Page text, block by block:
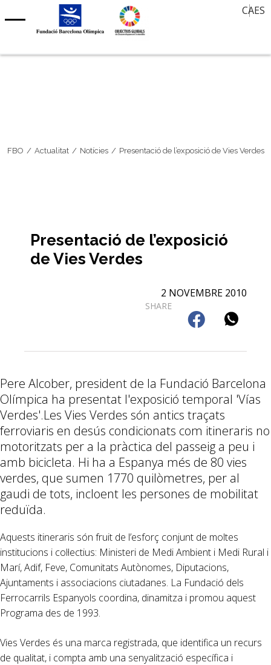
CAES
Oferta de treball
Aula d’Història
30 mirades, 30 anys després
Memòria Oral
Notícies
Contacte
FBO Actualitat Notícies Presentació de l’exposició de Vies Verdes
Presentació de l’exposició
de Vies Verdes
2 NOVEMBRE 2010
SHARE
Pere Alcober, president de la Fundació Barcelona
Olímpica ha presentat l'exposició temporal 'Vías
Verdes'.Les Vies Verdes són antics traçats
ferroviaris en desús condicionats com itineraris no
motoritzats per a la pràctica del passeig a peu i
amb bicicleta. Hi ha a Espanya més de 80 vies
verdes, que sumen 1770 quilòmetres, per al
gaudi de tots, incloent les persones de mobilitat
reduïda.
Aquests itineraris són fruit de l’esforç conjunt de moltes
institucions i col·lectius: Ministeri de Medi Ambient i Medi Rural i
Marí, Adif, Feve, Comunitats Autònomes, Diputacions,
Ajuntaments i associacions ciutadanes. La Fundació dels
Ferrocarrils Espanyols coordina, dinamitza i promou aquest
Programa des de 1993.
Vies Verdes és una marca registrada, que identifica un recurs
de qualitat, i compta amb una senyalització específica i